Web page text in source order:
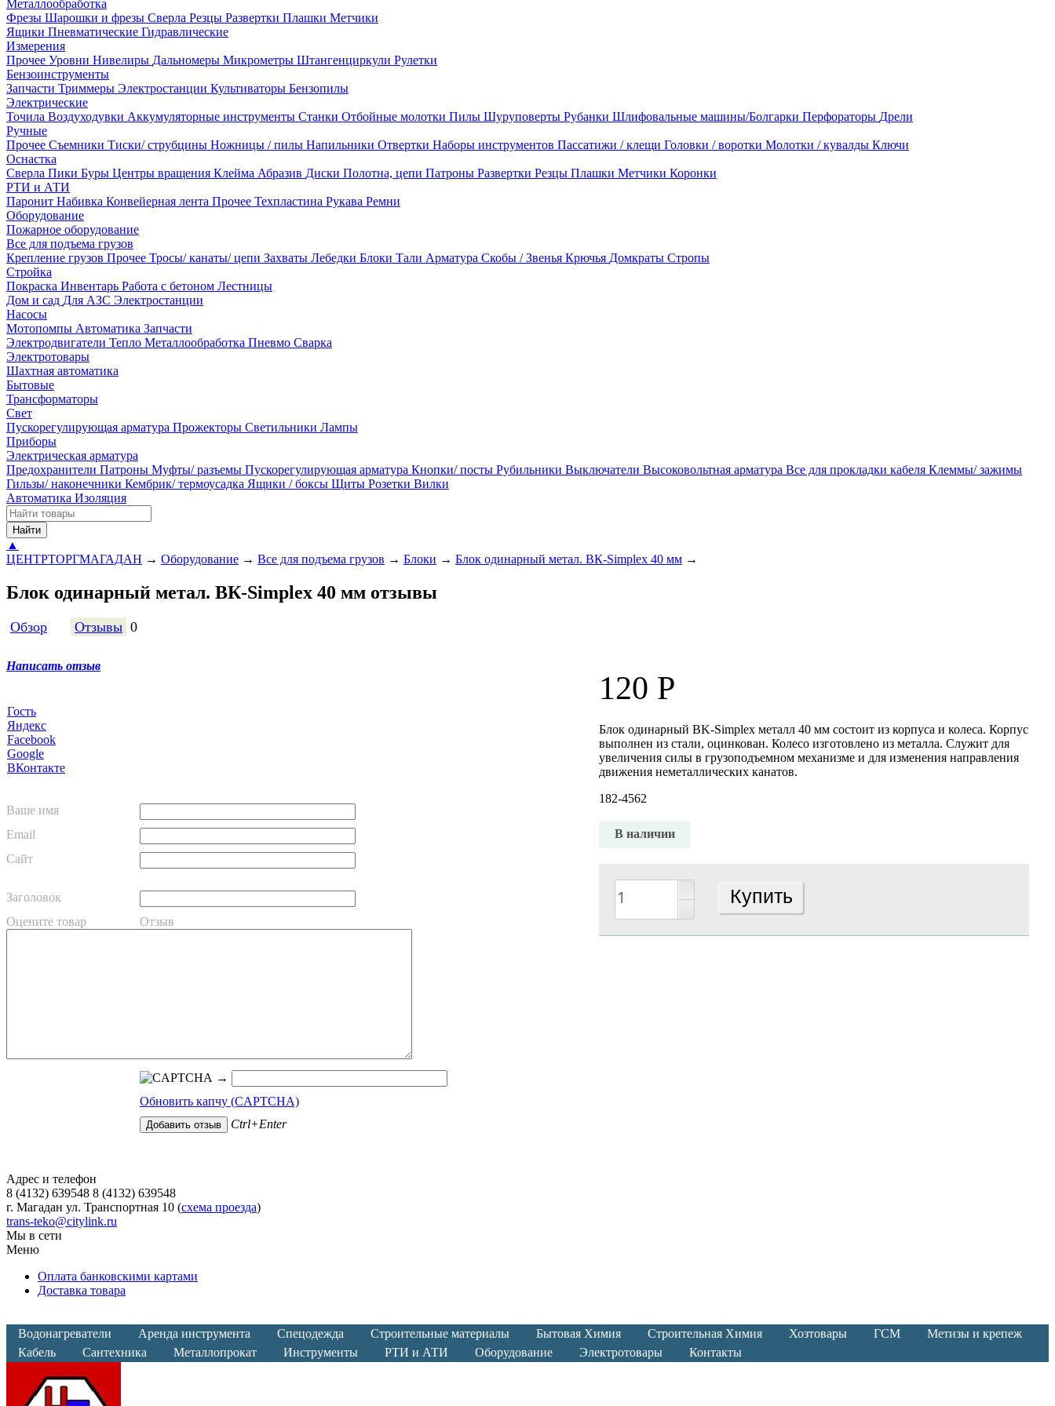
Металлообработка
Фрезы Шарошки и фрезы Сверла Резцы Развертки Плашки Метчики
Ящики Пневматические Гидравлические
Измерения
Прочее Уровни Нивелиры Дальномеры Микрометры Штангенциркули Рулетки
Бензоинструменты
Запчасти Триммеры Электростанции Культиваторы Бензопилы
Электрические
Точила Воздуходувки Аккумуляторные инструменты Станки Отбойные молотки Пилы Шуруповерты Рубанки Шлифовальные машины/Болгарки Перфораторы Дрели
Ручные
Прочее Съемники Тиски/ струбцины Ножницы / пилы Напильники Отвертки Наборы инструментов Пассатижи / клещи Головки / воротки Молотки / кувалды Ключи
Оснастка
Сверла Пики Буры Центры вращения Клейма Абразив Диски Полотна, цепи Патроны Развертки Резцы Плашки Метчики Коронки
РТИ и АТИ
Паронит Набивка Конвейерная лента Прочее Техпластина Рукава Ремни
Оборудование
Пожарное оборудование
Все для подъема грузов
Крепление грузов Прочее Тросы/ канаты/ цепи Захваты Лебедки Блоки Тали Арматура Скобы / Звенья Крючья Домкраты Стропы
Стройка
Покраска Инвентарь Работа с бетоном Лестницы
Дом и сад Для АЗС Электростанции
Насосы
Мотопомпы Автоматика Запчасти
Электродвигатели Тепло Металлообработка Пневмо Сварка
Электротовары
Шахтная автоматика
Бытовые
Трансформаторы
Свет
Пускорегулирующая арматура Прожекторы Светильники Лампы
Приборы
Электрическая арматура
Предохранители Патроны Муфты/ разъемы Пускорегулирующая арматура Кнопки/ посты Рубильники Выключатели Высоковольтная арматура Все для прокладки кабеля Клеммы/ зажимы
Гильзы/ наконечники Кембрик/ термоусадка Ящики / боксы Щиты Розетки Вилки
Автоматика Изоляция
Найти
▲
ЦЕНТРТОРГМАГАДАН → Оборудование → Все для подъема грузов → Блоки → Блок одинарный метал. ВК-Simplex 40 мм →
Блок одинарный метал. ВК-Simplex 40 мм отзывы
Обзор Отзывы 0
120 Р
​Блок одинарный BK-Simplex металл 40 мм состоит из корпуса и колеса. Корпус
выполнен из стали, оцинкован. Колесо изготовлено из металла. Служит для
увеличения силы в грузоподъемном механизме и для изменения направления
движения неметаллических канатов.
182-4562
В наличии
Написать отзыв
Гость
Яндекс
Facebook
Google
ВКонтакте
Ваше имя
Email
Сайт
Заголовок
Оцените товар
Отзыв
→
Обновить капчу (CAPTCHA)
Ctrl+Enter
Адрес и телефон
8 (4132) 639548 8 (4132) 639548
г. Магадан ул. Транспортная 10 (схема проезда)
trans-teko@citylink.ru
Мы в сети
Меню
Оплата банковскими картами
Доставка товара
Водонагреватели Аренда инструмента Спецодежда Строительные материалы Бытовая Химия Строительная Химия Хозтовары ГСМ
Метизы и крепеж
Кабель
Сантехника Металлопрокат Инструменты РТИ и АТИ Оборудование Электротовары Контакты